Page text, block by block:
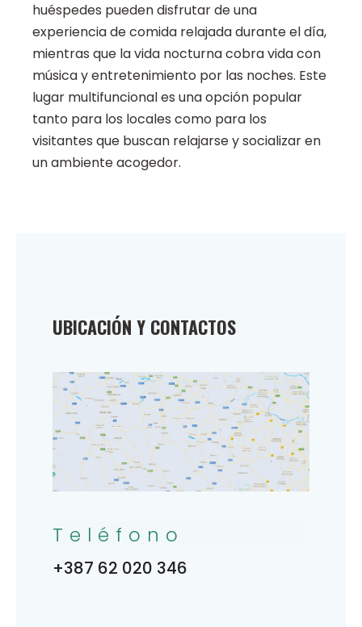
huéspedes pueden disfrutar de una
experiencia de comida relajada durante el día,
mientras que la vida nocturna cobra vida con
música y entretenimiento por las noches. Este
lugar multifuncional es una opción popular
tanto para los locales como para los
visitantes que buscan relajarse y socializar en
un ambiente acogedor.
UBICACIÓN Y CONTACTOS
Teléfono
+387 62 020 346